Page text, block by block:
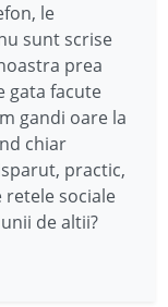
le
sunt scrise
prea
gata facute
gandi oare la
chiar
practic,
sociale
de altii?